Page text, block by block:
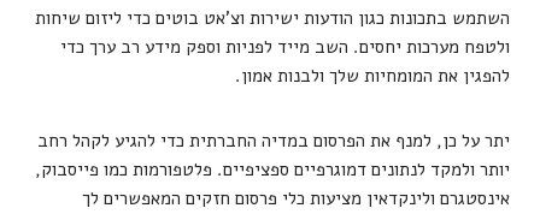
השתמש בתכונות כגון הודעות ישירות וצ'אט בוטים כדי ליזום שיחות
ולטפח מערכות יחסים. השב מייד לפניות וספק מידע רב ערך כדי
להפגין את המומחיות שלך ולבנות אמון.
יתר על כן, למנף את הפרסום במדיה החברתית כדי להגיע לקהל רחב
יותר ולמקד לנתונים דמוגרפיים ספציפיים. פלטפורמות כמו פייסבוק,
אינסטגרם ולינקדאין מציעות כלי פרסום חזקים המאפשרים לך